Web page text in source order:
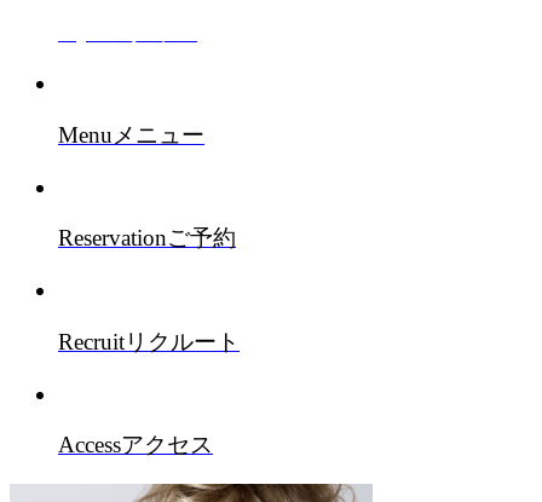
Menu メニュー
Reservationご予約
Recruitリクルート
Accessアクセス